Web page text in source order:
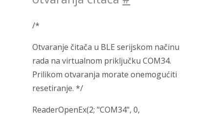
/*
Otvaranje čitača u BLE serijskom načinu
rada na virtualnom priključku COM34.
Prilikom otvaranja morate onemogućiti
resetiranje. */
ReaderOpenEx(2; "COM34", 0,